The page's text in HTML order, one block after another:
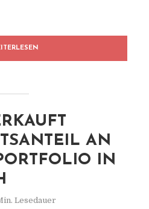
AN
IN
Lesedauer